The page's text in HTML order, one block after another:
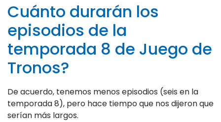
Cuánto durarán los
episodios de la
temporada 8 de Juego de
Tronos?
De acuerdo, tenemos menos episodios (seis en la
temporada 8), pero hace tiempo que nos dijeron que
serían más largos.